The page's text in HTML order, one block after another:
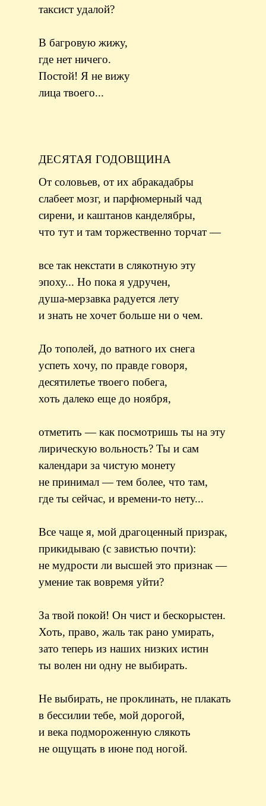
таксист удалой?
В багровую жижу,
где нет ничего.
Постой! Я не вижу
лица твоего...
ДЕСЯТАЯ ГОДОВЩИНА
От соловьев, от их абракадабры
слабеет мозг, и парфюмерный чад
сирени, и каштанов канделябры,
что тут и там торжественно торчат —
все так некстати в слякотную эту
эпоху... Но пока я удручен,
душа-мерзавка радуется лету
и знать не хочет больше ни о чем.
До тополей, до ватного их снега
успеть хочу, по правде говоря,
десятилетье твоего побега,
хоть далеко еще до ноября,
отметить — как посмотришь ты на эту
лирическую вольность? Ты и сам
календари за чистую монету
не принимал — тем более, что там,
где ты сейчас, и времени-то нету...
Все чаще я, мой драгоценный призрак,
прикидываю (с завистью почти):
не мудрости ли высшей это признак —
умение так вовремя уйти?
За твой покой! Он чист и бескорыстен.
Хоть, право, жаль так рано умирать,
зато теперь из наших низких истин
ты волен ни одну не выбирать.
Не выбирать, не проклинать, не плакать
в бессилии тебе, мой дорогой,
и века подмороженную слякоть
не ощущать в июне под ногой.